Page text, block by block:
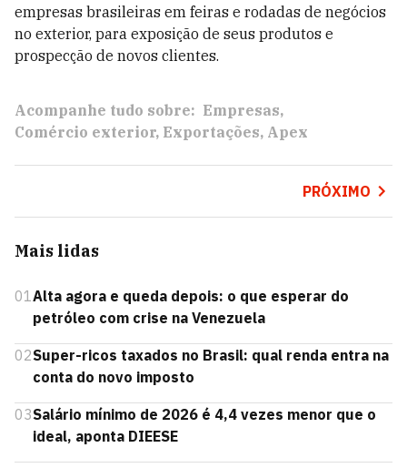
empresas brasileiras em feiras e rodadas de negócios
no exterior, para exposição de seus produtos e
prospecção de novos clientes.
Acompanhe tudo sobre: Empresas
Comércio exterior Exportações Apex
PRÓXIMO
Mais lidas
01Alta agora e queda depois: o que esperar do
petróleo com crise na Venezuela
02Super-ricos taxados no Brasil: qual renda entra na
conta do novo imposto
03Salário mínimo de 2026 é 4,4 vezes menor que o
ideal, aponta DIEESE